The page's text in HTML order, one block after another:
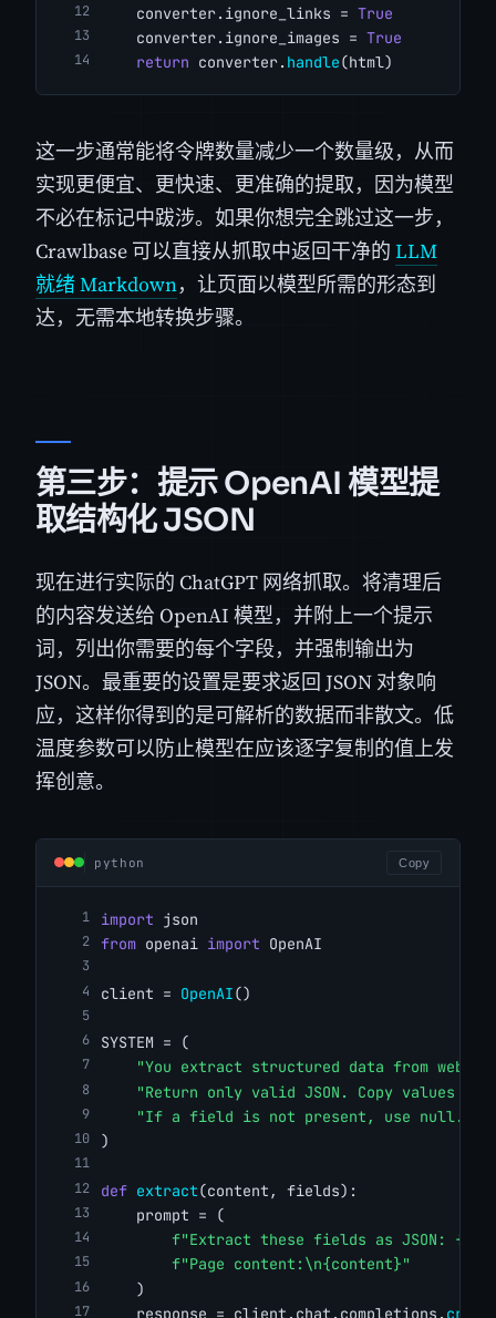
    converter.ignore_links =
True
    converter.ignore_images =
True
return converter. handle(html)
这一步通常能将令牌数量减少一个数量级，从而
实现更便宜、更快速、更准确的提取，因为模型
不必在标记中跋涉。如果你想完全跳过这一步，
Crawlbase 可以直接从抓取中返回干净的 LLM
就绪 Markdown，让页面以模型所需的形态到
达，无需本地转换步骤。
第三步：提示 OpenAI 模型提
取结构化 JSON
现在进行实际的 ChatGPT 网络抓取。将清理后
的内容发送给 OpenAI 模型，并附上一个提示
词，列出你需要的每个字段，并强制输出为
JSON。最重要的设置是要求返回 JSON 对象响
应，这样你得到的是可解析的数据而非散文。低
温度参数可以防止模型在应该逐字复制的值上发
挥创意。
python Copy
import json
from openai import OpenAI
client = OpenAI()
SYSTEM = (
"You extract structured data from web
"Return only valid JSON. Copy values
"If a field is not present, use null.
)
def extract(content, fields):
    prompt = (
f"Extract these fields as JSON:
f"Page content:\n{content}"
    )
    response = client.chat.completions.